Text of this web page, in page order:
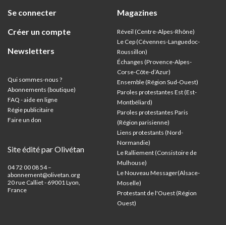
Se connecter
Créer un compte
Newsletters
Qui sommes-nous ?
Abonnements (boutique)
FAQ - aide en ligne
Régie publicitaire
Faire un don
Site édité par Olivétan
04 72 00 08 54 –
abonnement@olivetan.org
20 rue Calliet - 69001 Lyon,
France
Magazines
Réveil (Centre-Alpes-Rhône)
Le Cep (Cévennes-Languedoc-
Roussillon)
Échanges (Provence-Alpes-
Corse-Côte-d’Azur)
Ensemble (Région Sud-Ouest)
Paroles protestantes Est (Est-
Montbéliard)
Paroles protestantes Paris
(Région parisienne)
Liens protestants (Nord-
Normandie)
Le Ralliement (Consistoire de
Mulhouse)
Le Nouveau Messager(Alsace-
Moselle)
Protestant de l'Ouest (Région
Ouest)